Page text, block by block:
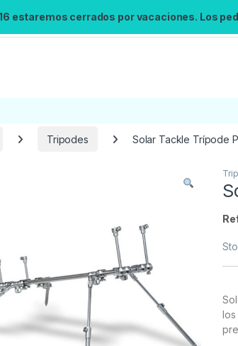
estaremos cerrados por vacaciones. Los
Búsqueda no disponible
No se pudo cargar el widget de
Reintentar
Tripodes Solar Tackle Trípode
los